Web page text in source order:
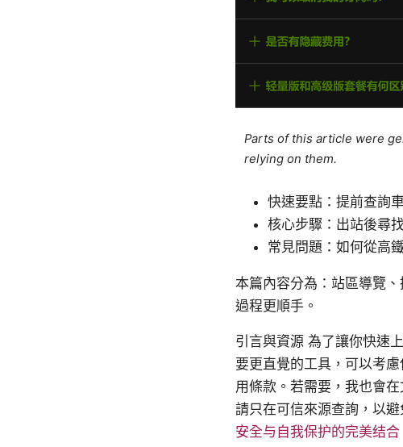
Parts of this article were
relying on them.
快速要點：提前查詢
核心步驟：出站後尋
常見問題：如何從高
本篇內容分為：站區導覽
過程更順手。
引言與資源 為了讓你快速
要更直覺的工具，可以考
用條款。若需要，我也會
請只在可信來源查詢，以
安全与自我保护的完美结合